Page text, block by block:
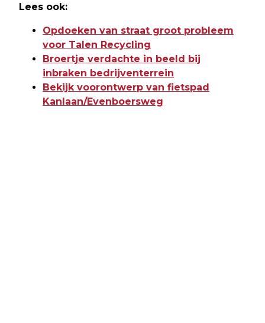
Lees ook:
Opdoeken van straat groot probleem
voor Talen Recycling
Broertje verdachte in beeld bij
inbraken bedrijventerrein
Bekijk voorontwerp van fietspad
Kanlaan/Evenboersweg